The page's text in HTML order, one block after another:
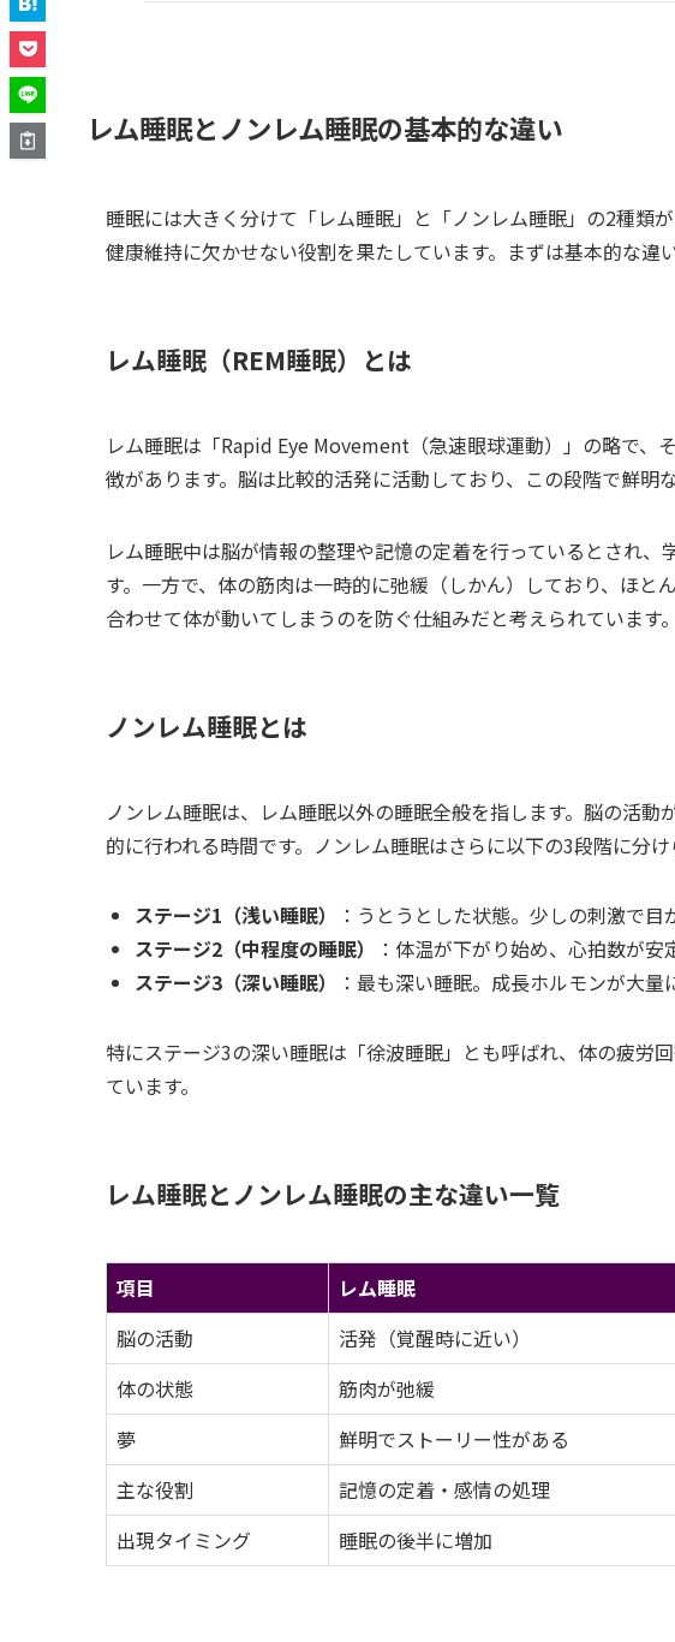
レム睡眠とノンレム睡眠の基本的な違い
睡眠には大きく分けて「レム睡眠」と「ノンレム睡眠」の2種類
健康維持に欠かせない役割を果たしています。まずは基本的な違
レム睡眠（REM睡眠）とは
レム睡眠は「Rapid Eye Movement（急速眼球運動）」の略で、
徴があります。脳は比較的活発に活動しており、この段階で鮮明
レム睡眠中は脳が情報の整理や記憶の定着を行っているとされ
す。一方で、体の筋肉は一時的に弛緩（しかん）しており、ほと
合わせて体が動いてしまうのを防ぐ仕組みだと考えられています。
ノンレム睡眠とは
ノンレム睡眠は、レム睡眠以外の睡眠全般を指します。脳の活
的に行われる時間です。ノンレム睡眠はさらに以下の3段階に分け
ステージ1（浅い睡眠）
：うとうとした状態。少しの刺激で目
ステージ2（中程度の睡眠）
：体温が下がり始め、心拍数が安
ステージ3（深い睡眠）
：最も深い睡眠。成長ホルモンが大量
特にステージ3の深い睡眠は「徐波睡眠」とも呼ばれ、体の疲労
ています。
レム睡眠とノンレム睡眠の主な違い一覧
項目 レム睡眠
脳の活動
活発（覚醒時に近い）
体の状態
筋肉が弛緩
夢
鮮明でストーリー性がある
主な役割
記憶の定着・感情の処理
出現タイミング
睡眠の後半に増加